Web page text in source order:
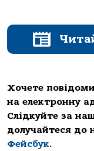
Хочете
на електронну
Слідкуйте за
долучайтеся до
Фейсбук.